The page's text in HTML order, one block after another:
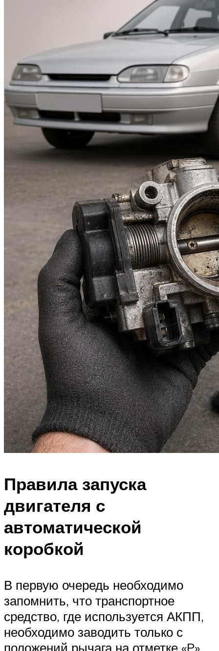
Правила запуска
двигателя с
автоматической
коробкой
В первую очередь необходимо
запомнить, что транспортное
средство, где используется АКПП,
необходимо заводить только с
положений рычага на отметке «P»